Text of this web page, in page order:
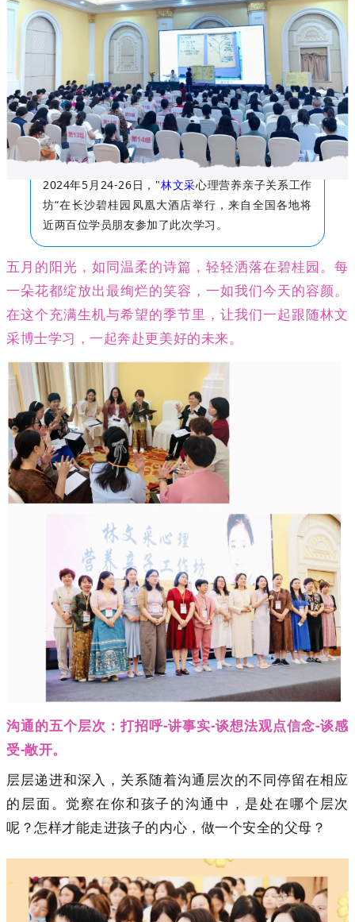
2024年5月24-26日，"林文采心理营养亲子关系工作
坊“在长沙碧桂园凤凰大酒店举行，来自全国各地将
近两百位学员朋友参加了此次学习。
五月的阳光，如同温柔的诗篇，轻轻洒落在碧桂园。每
一朵花都绽放出最绚烂的笑容，一如我们今天的容颜。
在这个充满生机与希望的季节里，让我们一起跟随林文
采博士学习，一起奔赴更美好的未来。
沟通的五个层次：打招呼-讲事实-谈想法观点信念-谈感
受-敞开。
层层递进和深入，关系随着沟通层次的不同停留在相应
的层面。觉察在你和孩子的沟通中，是处在哪个层次
呢？怎样才能走进孩子的内心，做一个安全的父母？